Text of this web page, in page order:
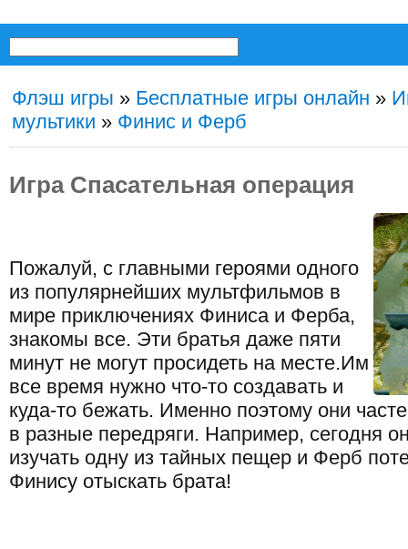
Флэш игры » Бесплатные игры онлайн »
мультики » Финис и Ферб
Игра Спасательная операция
Пожалуй, с главными героями одного
из популярнейших мультфильмов в
мире приключениях Финиса и Ферба,
знакомы все. Эти братья даже пяти
минут не могут просидеть на месте.Им
все время нужно что-то создавать и
куда-то бежать. Именно поэтому они
в разные передряги. Например, сегодня
изучать одну из тайных пещер и Ферб
Финису отыскать брата!